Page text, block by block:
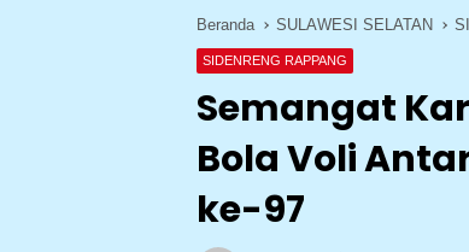
Beranda SULAWESI SELATAN
SIDENRENG RAPPANG
Semangat
Bola Voli
ke-97